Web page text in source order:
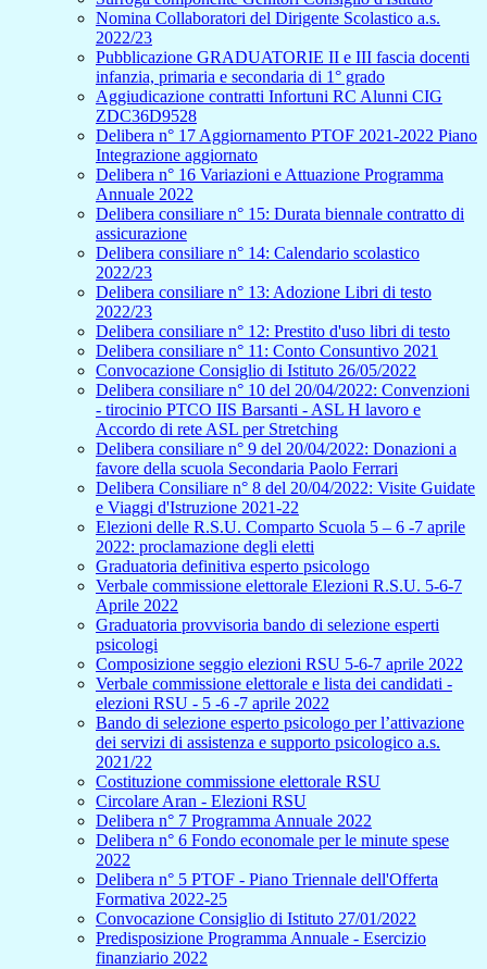
Nomina Collaboratori del Dirigente Scolastico a.s.
2022/23
Pubblicazione GRADUATORIE II e III fascia docenti
infanzia, primaria e secondaria di 1° grado
Aggiudicazione contratti Infortuni RC Alunni CIG
ZDC36D9528
Delibera n° 17 Aggiornamento PTOF 2021-2022 Piano
Integrazione aggiornato
Delibera n° 16 Variazioni e Attuazione Programma
Annuale 2022
Delibera consiliare n° 15: Durata biennale contratto di
assicurazione
Delibera consiliare n° 14: Calendario scolastico
2022/23
Delibera consiliare n° 13: Adozione Libri di testo
2022/23
Delibera consiliare n° 12: Prestito d'uso libri di testo
Delibera consiliare n° 11: Conto Consuntivo 2021
Convocazione Consiglio di Istituto 26/05/2022
Delibera consiliare n° 10 del 20/04/2022: Convenzioni
- tirocinio PTCO IIS Barsanti - ASL H lavoro e
Accordo di rete ASL per Stretching
Delibera consiliare n° 9 del 20/04/2022: Donazioni a
favore della scuola Secondaria Paolo Ferrari
Delibera Consiliare n° 8 del 20/04/2022: Visite Guidate
e Viaggi d'Istruzione 2021-22
Elezioni delle R.S.U. Comparto Scuola 5 – 6 -7 aprile
2022: proclamazione degli eletti
Graduatoria definitiva esperto psicologo
Verbale commissione elettorale Elezioni R.S.U. 5-6-7
Aprile 2022
Graduatoria provvisoria bando di selezione esperti
psicologi
Composizione seggio elezioni RSU 5-6-7 aprile 2022
Verbale commissione elettorale e lista dei candidati -
elezioni RSU - 5 -6 -7 aprile 2022
Bando di selezione esperto psicologo per l’attivazione
dei servizi di assistenza e supporto psicologico a.s.
2021/22
Costituzione commissione elettorale RSU
Circolare Aran - Elezioni RSU
Delibera n° 7 Programma Annuale 2022
Delibera n° 6 Fondo economale per le minute spese
2022
Delibera n° 5 PTOF - Piano Triennale dell'Offerta
Formativa 2022-25
Convocazione Consiglio di Istituto 27/01/2022
Predisposizione Programma Annuale - Esercizio
finanziario 2022